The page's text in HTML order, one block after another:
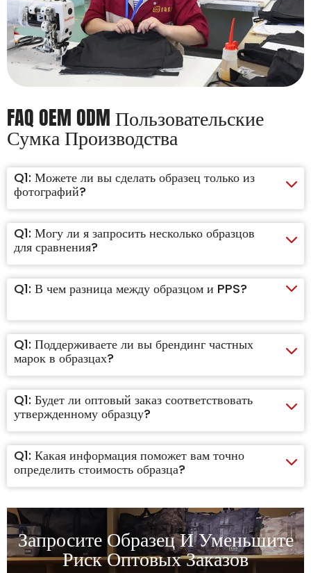
FAQ OEM ODM Пользовательские
Сумка Производства
Q1: Можете ли вы сделать образец только из
фотографий?
Q1: Могу ли я запросить несколько образцов
для сравнения?
Q1: В чем разница между образцом и PPS?
Q1: Поддерживаете ли вы брендинг частных
марок в образцах?
Q1: Будет ли оптовый заказ соответствовать
утвержденному образцу?
Q1: Какая информация поможет вам точно
определить стоимость образца?
Запросите Образец И Уменьшите
Риск Оптовых Заказов